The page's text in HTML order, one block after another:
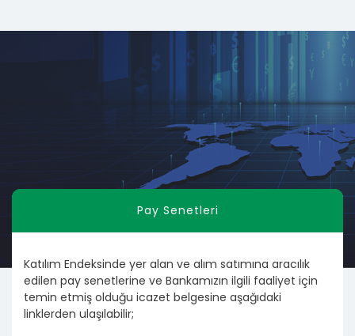
Pay Senetleri
Katılım Endeksinde yer alan ve alım satımına aracılık
edilen pay senetlerine ve Bankamızın ilgili faaliyet için
temin etmiş olduğu icazet belgesine aşağıdaki
linklerden ulaşılabilir;